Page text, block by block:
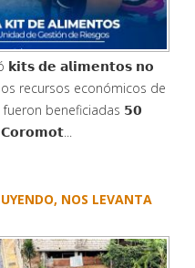
𝗸𝗶𝘁𝘀 𝗱𝗲 𝗮𝗹𝗶𝗺𝗲𝗻𝘁𝗼𝘀 𝗻𝗼
recursos económicos de
beneficiadas 𝟱𝟬
𝗖𝗼𝗿𝗼𝗺𝗼𝘁...
NOS LEVANTA